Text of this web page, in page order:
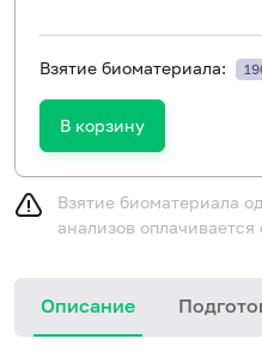
Взятие биоматериала:
В корзину
Взятие биоматериала
анализов оплачивается
Описание